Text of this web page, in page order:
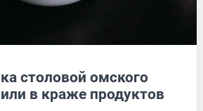
столовой омского
в краже продуктов